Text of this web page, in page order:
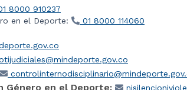
8000 910237
en el Deporte:
01 8000 114060
Género en el Deporte: